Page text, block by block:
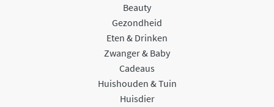
Beauty
Gezondheid
Eten & Drinken
Zwanger & Baby
Cadeaus
Huishouden & Tuin
Huisdier